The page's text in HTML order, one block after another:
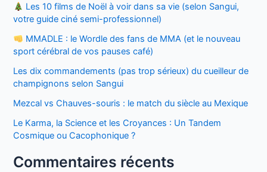
Les 10 films de Noël à voir dans sa vie (selon Sangui,
votre guide ciné semi-professionnel)
MMADLE : le Wordle des fans de MMA (et le nouveau
sport cérébral de vos pauses café)
Les dix commandements (pas trop sérieux) du cueilleur de
champignons selon Sangui
Mezcal vs Chauves-souris : le match du siècle au Mexique
Le Karma, la Science et les Croyances : Un Tandem
Cosmique ou Cacophonique ?
Commentaires récents